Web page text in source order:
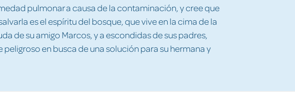
pulmonar a causa de la contaminación, y cree que
es el espíritu del bosque, que vive en la cima de la
de su amigo Marcos, y a escondidas de sus padres,
peligroso en busca de una solución para su hermana y